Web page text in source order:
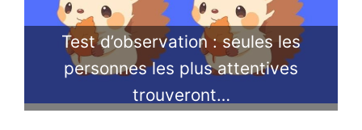
Test d’observation : seules les
personnes les plus attentives
trouveront…